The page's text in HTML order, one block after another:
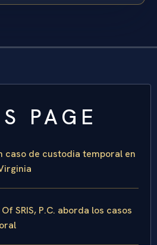
PAGE
caso de custodia temporal en
SRIS, P.C. aborda los casos